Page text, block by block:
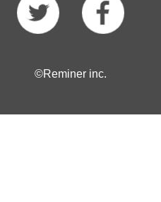
©Reminer inc.